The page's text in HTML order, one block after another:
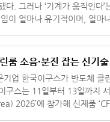
다. 그러나 ‘기계가 움직인다
이 얼마나 유기적이며, 얼마
룸 소음·분진 잡는 신기술
업 한국이구스가 반도체 클
2026’에 참가해 신제품